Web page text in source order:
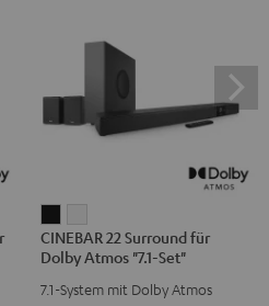
22
Surround
für
22
Surround
für
CINEBAR 22 Surround für
Dolby Atmos "7.1-Set"
7.1-System mit Dolby Atmos